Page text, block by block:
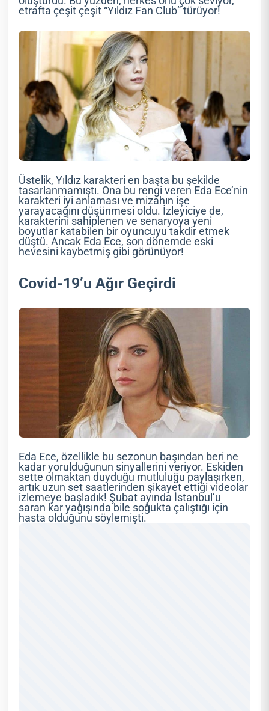
etrafta çeşit çeşit “Yıldız Fan Club” türüyor!
Üstelik, Yıldız karakteri en başta bu şekilde
tasarlanmamıştı. Ona bu rengi veren Eda Ece’nin
karakteri iyi anlaması ve mizahın işe
yarayacağını düşünmesi oldu. İzleyiciye de,
karakterini sahiplenen ve senaryoya yeni
boyutlar katabilen bir oyuncuyu takdir etmek
düştü. Ancak Eda Ece, son dönemde eski
hevesini kaybetmiş gibi görünüyor!
Covid-19’u Ağır Geçirdi
Eda Ece, özellikle bu sezonun başından beri ne
kadar yorulduğunun sinyallerini veriyor. Eskiden
sette olmaktan duyduğu mutluluğu paylaşırken,
artık uzun set saatlerinden şikayet ettiği videolar
izlemeye başladık! Şubat ayında İstanbul’u
saran kar yağışında bile soğukta çalıştığı için
hasta olduğunu söylemişti.